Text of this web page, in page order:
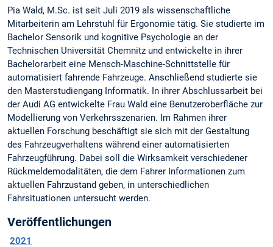
Pia Wald, M.Sc. ist seit Juli 2019 als wissenschaftliche
Mitarbeiterin am Lehrstuhl für Ergonomie tätig. Sie studierte im
Bachelor Sensorik und kognitive Psychologie an der
Technischen Universität Chemnitz und entwickelte in ihrer
Bachelorarbeit eine Mensch-Maschine-Schnittstelle für
automatisiert fahrende Fahrzeuge. Anschließend studierte sie
den Masterstudiengang Informatik. In ihrer Abschlussarbeit bei
der Audi AG entwickelte Frau Wald eine Benutzeroberfläche zur
Modellierung von Verkehrsszenarien. Im Rahmen ihrer
aktuellen Forschung beschäftigt sie sich mit der Gestaltung
des Fahrzeugverhaltens während einer automatisierten
Fahrzeugführung. Dabei soll die Wirksamkeit verschiedener
Rückmeldemodalitäten, die dem Fahrer Informationen zum
aktuellen Fahrzustand geben, in unterschiedlichen
Fahrsituationen untersucht werden.
Veröffentlichungen
2021